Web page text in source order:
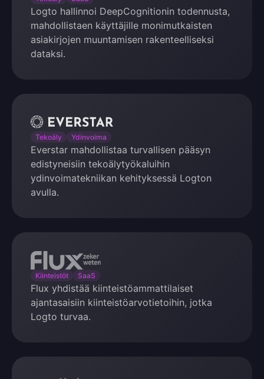
Logto hallinnoi DeepCognitionin todennusta,
mahdollistaen käyttäjille monimutkaisten
asiakirjojen muuntamisen rakenteelliseksi
dataksi.
Tekoäly Ydinvoima
Everstar
Everstar mahdollistaa turvallisen pääsyn
edistyneisiin tekoälytyökaluihin
ydinvoimatekniikan kehityksessä Logton
avulla.
Kiinteistöt SaaS
Flux
Flux yhdistää kiinteistöammattilaiset
ajantasaisiin kiinteistöarvotietoihin, jotka
Logto turvaa.